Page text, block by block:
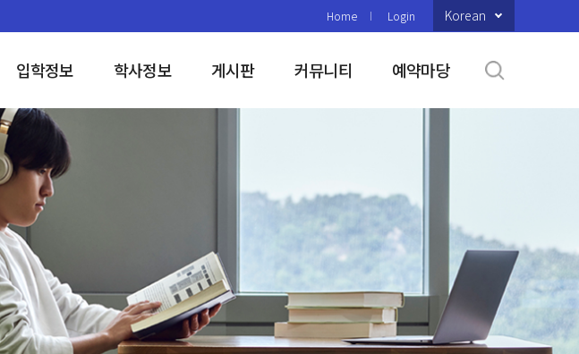
Home Login Korean
입학정보 학사정보 게시판 커뮤니티 예약마당